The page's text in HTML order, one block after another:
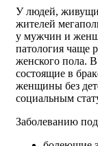
У людей,
жителей
у мужчин и
патология чаще
женского пола.
состоящие в
женщины без
социальным
Заболеванию